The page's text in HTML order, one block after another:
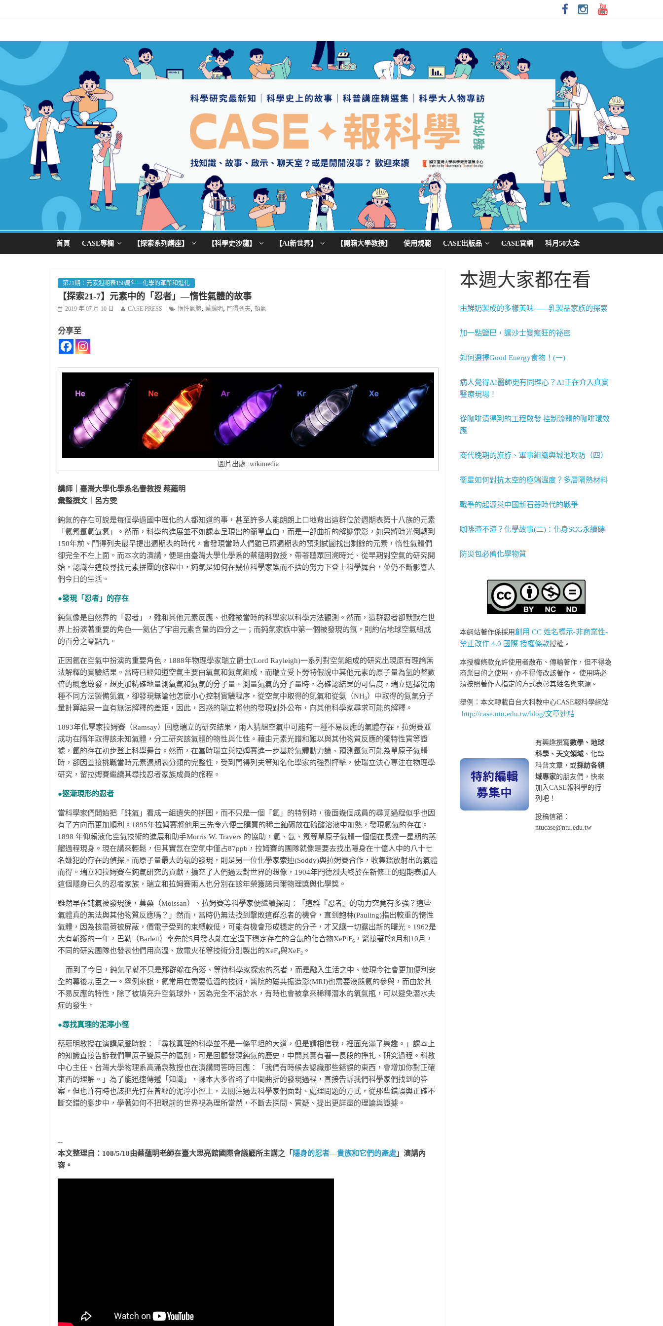
首頁 CASE專欄 【探索系列講座】 【科學史沙龍】 【AI新世界】 【開箱大學教授】 使用規範 CASE出版品 CASE官網 科月50大全
第21期：元素週期表150周年—化學的革新和進化
【探索21-7】元素中的「忍者」—惰性氣體的故事
2019 年 07 月 10 日 CASE PRESS 惰性氣體, 蔡蘊明, 門得列夫, 頓氣
分享至
圖片出處:.wikimedia
講師｜臺灣大學化學系名譽教授 蔡蘊明
彙整撰文｜呂方雯
鈍氣的存在可說是每個學過國中理化的人都知道的事，甚至許多人能朗朗上口地背出這群位於週期表第十八族的元素
「氦氖氬氪氙氡」。然而，科學的進展並不如課本呈現出的簡單直白，而是一部曲折的解謎電影，如果將時光倒轉到
150年前、門得列夫最早提出週期表的時代，會發現當時人們雖已照週期表的預測試圖找出剩餘的元素，惰性氣體們
卻完全不在上面。而本次的演講，便是由臺灣大學化學系的蔡蘊明教授，帶著聽眾回溯時光、從早期對空氣的研究開
始，認識在這段尋找元素拼圖的旅程中，鈍氣是如何在幾位科學家鍥而不捨的努力下登上科學舞台，並仍不斷影響人
們今日的生活。
●發現「忍者」的存在
鈍氣像是自然界的「忍者」，難和其他元素反應、也難被當時的科學家以科學方法觀測。然而，這群忍者卻默默在世
界上扮演著重要的角色──氦佔了宇宙元素含量的四分之一；而鈍氣家族中第一個被發現的氬，則約佔地球空氣組成
的百分之零點九。
正因氬在空氣中扮演的重要角色，1888年物理學家瑞立爵士(Lord Rayleigh)一系列對空氣組成的研究出現原有理論無
法解釋的實驗結果。當時已經知道空氣主要由氧氣和氮氣組成，而瑞立受卜勞特假說中其他元素的原子量為氫的整數
倍的概念啟發，想更加精確地量測氧氣和氮氣的分子量。測量氮氣的分子量時，為確認結果的可信度，瑞立選擇從兩
種不同方法製備氮氣，卻發現無論他怎麼小心控制實驗程序，從空氣中取得的氮氣和從氨（NH3）中取得的氮氣分子
量計算結果一直有無法解釋的差距，因此，困惑的瑞立將他的發現對外公布，向其他科學家尋求可能的解釋。
1893年化學家拉姆賽（Ramsay）回應瑞立的研究結果，兩人猜想空氣中可能有一種不易反應的氣體存在，拉姆賽並
成功在隔年取得該未知氣體，分工研究該氣體的物性與化性。藉由元素光譜和難以與其他物質反應的獨特性質等證
據，氬的存在初步登上科學舞台。然而，在當時瑞立與拉姆賽進一步基於氣體動力論、預測氬氣可能為單原子氣體
時，卻因直接挑戰當時元素週期表分類的完整性，受到門得列夫等知名化學家的強烈抨擊，使瑞立決心專注在物理學
研究，留拉姆賽繼續其尋找忍者家族成員的旅程。
●逐漸現形的忍者
當科學家們開始把「鈍氣」看成一組遺失的拼圖，而不只是一個「氬」的特例時，後面幾個成員的尋覓過程似乎也因
有了方向而更加順利。1895年拉姆賽將他用三先令六便士購買的稀土鈾礦放在硫酸溶液中加熱，發現氦氣的存在。
1898 年仰賴液化空氣技術的進展和助手Morris W. Travers 的協助，氪、氙、氖等單原子氣體一個個在長達一星期的蒸
餾過程現身。現在講來輕鬆，但其實氙在空氣中僅占87ppb，拉姆賽的團隊就像是要去找出隱身在十億人中的八十七
名嫌犯的存在的偵探。而原子量最大的氡的發現，則是另一位化學家索迪(Soddy)與拉姆賽合作，收集鐳放射出的氣體
而得。瑞立和拉姆賽在鈍氣研究的貢獻，擴充了人們過去對世界的想像，1904年門德烈夫終於在新修正的週期表加入
這個隱身已久的忍者家族，瑞立和拉姆賽兩人也分別在該年榮獲諾貝爾物理獎與化學獎。
雖然早在鈍氣被發現後，莫桑（Moissan）、拉姆賽等科學家便繼續探問：「這群『忍者』的功力究竟有多強？這些
氣體真的無法與其他物質反應嗎？」然而，當時仍無法找到擊敗這群忍者的機會，直到鮑林(Pauling)指出較重的惰性
氣體，因為核電荷被屏蔽，價電子受到的束縛較低，可能有機會形成穩定的分子，才又讓一切露出新的曙光。1962是
大有斬獲的一年，巴勒（Barlett）率先於5月發表能在室溫下穩定存在的含氙的化合物XePtF6 ，緊接著於8月和10月，
不同的研究團隊也發表他們用高溫、放電火花等技術分別製出的XeF4與XeF2 。
而到了今日，鈍氣早就不只是那群躲在角落、等待科學家探索的忍者，而是融入生活之中、使現今社會更加便利安
全的幕後功臣之一。舉例來說，氦常用在需要低溫的技術，醫院的磁共振造影(MRI)也需要液態氦的參與，而由於其
不易反應的特性，除了被填充升空氣球外，因為完全不溶於水，有時也會被拿來稀釋潛水的氧氣瓶，可以避免潛水夫
症的發生。
●尋找真理的泥濘小徑
蔡蘊明教授在演講尾聲時說：「尋找真理的科學並不是一條平坦的大道，但是請相信我，裡面充滿了樂趣。」課本上
的知識直接告訴我們單原子雙原子的區別，可是回顧發現鈍氣的歷史，中間其實有著一長段的掙扎、研究過程。科教
中心主任、台灣大學物理系高涌泉教授也在演講問答時回應：「我們有時候去認識那些錯誤的東西，會增加你對正確
東西的理解。」為了能迅速傳遞「知識」，課本大多省略了中間曲折的發現過程，直接告訴我們科學家們找到的答
案，但也許有時也該把光打在曾經的泥濘小徑上，去關注過去科學家們面對、處理問題的方式，從那些錯誤與正確不
斷交錯的腳步中，學著如何不把眼前的世界視為理所當然，不斷去探問、質疑、提出更詳盡的理論與證據。
--
本文整理自：108/5/18由蔡蘊明老師在臺大思亮館國際會議廳所主講之「 隱身的忍者—貴族和它們的產處 」演講內
容。
本週大家都在看
由鮮奶製成的多樣美味——乳製品家族的探索
加一點鹽巴，讓沙士變瘋狂的祕密
如何選擇Good Energy食物！(一)
病人覺得AI醫師更有同理心？AI正在介入真實
醫療現場！
從咖啡漬得到的工程啟發 控制流體的咖啡環效
應
商代晚期的旗斿、軍事組織與城池攻防（四）
衛星如何對抗太空的極端溫度？多層隔熱材料
戰爭的起源與中國新石器時代的戰爭
咖啡渣不渣？化學故事(二)：化身SCG永續磚
防災包必備化學物質
本網站著作係採用創用 CC 姓名標示-非商業性-
禁止改作 4.0 國際 授權條款授權。
本授權條款允許使用者散布、傳輸著作，但不得為
商業目的之使用，亦不得修改該著作。 使用時必
須按照著作人指定的方式表彰其姓名與來源。
舉例：本文轉載自台大科教中心CASE報科學網站
http://case.ntu.edu.tw/blog/文章連結
有興趣撰寫數學、地球
科學、天文領域 、化學
科普文章，或採訪各領
域專家的朋友們，快來
加入CASE報科學的行
列吧！
投稿信箱：
ntucase@ntu.edu.tw